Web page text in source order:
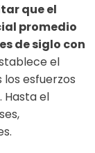
que el
promedio
de siglo con
el
esfuerzos
Hasta el